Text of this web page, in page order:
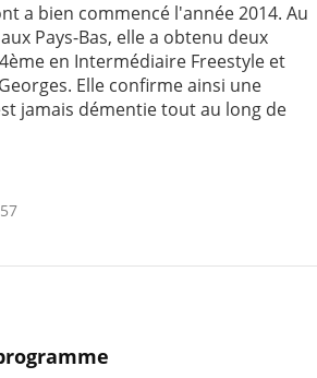
a bien commencé l'année 2014. Au
Pays-Bas, elle a obtenu deux
en Intermédiaire Freestyle et
Elle confirme ainsi une
jamais démentie tout au long de